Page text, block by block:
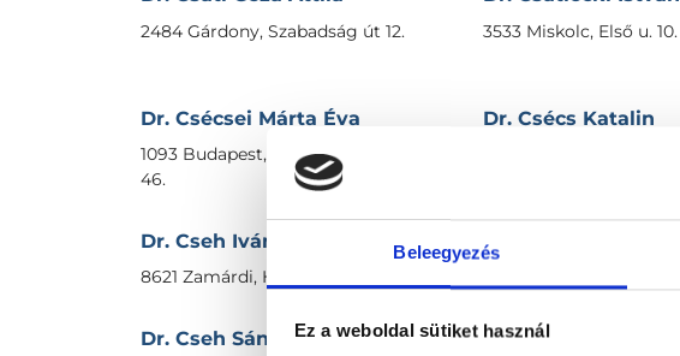
Beleegyezés
Ez a weboldal sütiket használ
2484 Gárdony, Szabadság út 12. 3533 Miskolc, Első u. 10.
Dr. Csécsei Márta Éva
1093 Budapest, IX. kerület, Lónyai u.
46.
Dr. Csécs Katalin
Dr. Cseh Iván Patrik
8621 Zamárdi, Honvéd u. 4.
Dr. Cseh Márta
Dr. Cseh Sándor Dr. Cseh Tamás